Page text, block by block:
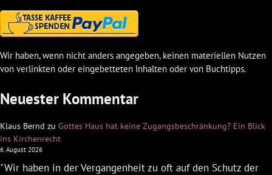
Wir haben, wenn nicht anders angegeben, keinen materiellen Nutzen
von verlinkten oder eingebetteten Inhalten oder von Buchtipps.
Neuester Kommentar
Klaus Bernd zu Gottes Haus hat keine Zugangsbeschränkung? Ein Blick
ins Kirchenrecht
6. August 2026
"Wir haben in der Vergangenheit zu oft auf den Schutz der